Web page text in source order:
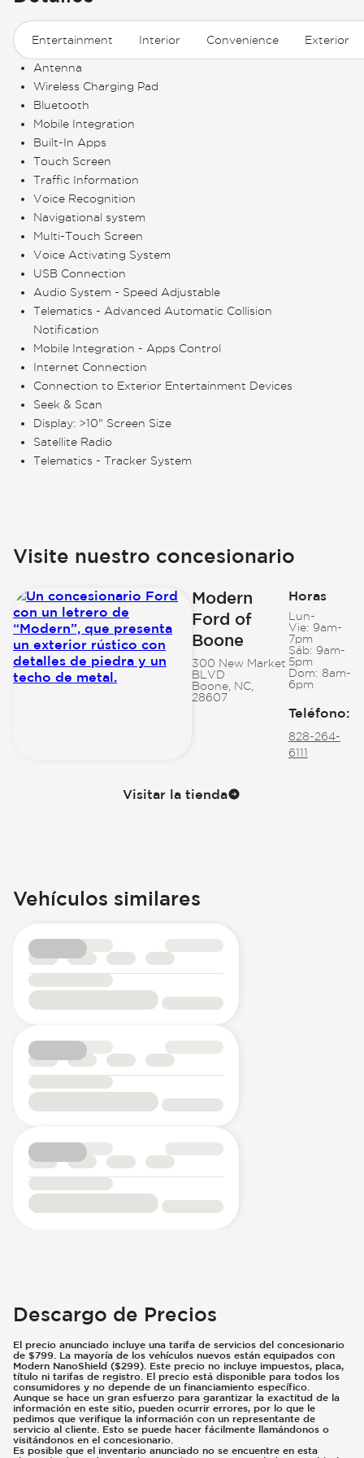
Entertainment Interior Convenience Exterior
Antenna
Wireless Charging Pad
Bluetooth
Mobile Integration
Built-In Apps
Touch Screen
Traffic Information
Voice Recognition
Navigational system
Multi-Touch Screen
Voice Activating System
USB Connection
Audio System - Speed Adjustable
Telematics - Advanced Automatic Collision
Notification
Mobile Integration - Apps Control
Internet Connection
Connection to Exterior Entertainment Devices
Seek & Scan
Display: >10" Screen Size
Satellite Radio
Telematics - Tracker System
Visite nuestro concesionario
Modern
Ford of
Boone
300 New Market
BLVD
Boone, NC,
28607
Horas
Lun-
Vie: 9am-
7pm
Sáb: 9am-
5pm
Dom: 8am-
6pm
Teléfono:
828-264-
6111
Visitar la tienda
Vehículos similares
Descargo de Precios
El precio anunciado incluye una tarifa de servicios del concesionario
de $799. La mayoría de los vehículos nuevos están equipados con
Modern NanoShield ($299). Este precio no incluye impuestos, placa,
título ni tarifas de registro. El precio está disponible para todos los
consumidores y no depende de un financiamiento específico.
Aunque se hace un gran esfuerzo para garantizar la exactitud de la
información en este sitio, pueden ocurrir errores, por lo que le
pedimos que verifique la información con un representante de
servicio al cliente. Esto se puede hacer fácilmente llamándonos o
visitándonos en el concesionario.
Es posible que el inventario anunciado no se encuentre en esta